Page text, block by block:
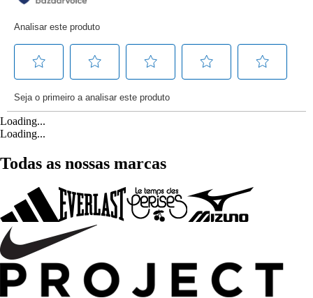
Loading...
Loading...
Todas as nossas marcas